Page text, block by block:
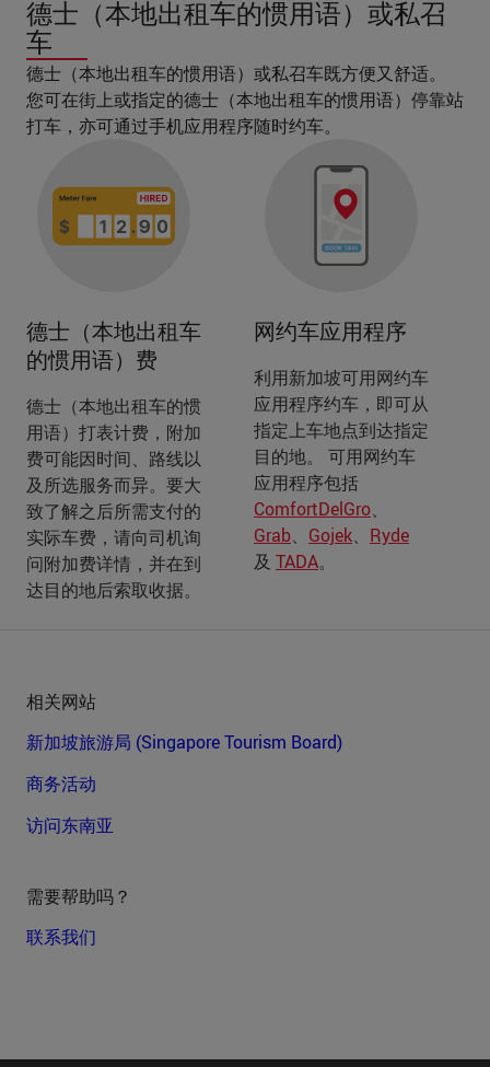
德士（本地出租车的惯用语）或私召
车
德士（本地出租车的惯用语）或私召车既方便又舒适。
您可在街上或指定的德士（本地出租车的惯用语）停靠站
打车，亦可通过手机应用程序随时约车。
德士（本地出租车
的惯用语）费
德士（本地出租车的惯
用语）打表计费，附加
费可能因时间、路线以
及所选服务而异。要大
致了解之后所需支付的
实际车费，请向司机询
问附加费详情，并在到
达目的地后索取收据。
网约车应用程序
利用新加坡可用网约车
应用程序约车，即可从
指定上车地点到达指定
目的地。 可用网约车
应用程序包括
ComfortDelGro、
Grab、 Gojek、 Ryde
及 TADA。
相关网站
新加坡旅游局 (Singapore Tourism Board)
商务活动
访问东南亚
需要帮助吗？
联系我们